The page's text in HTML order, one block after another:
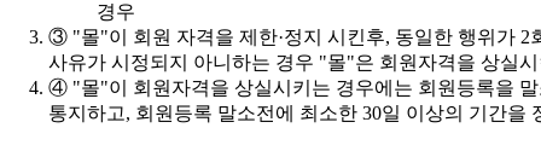
경우
사유가 시정되지 아니하는 경우 "몰"은 회원자격을 상실
통지하고, 회원등록 말소전에 최소한 30일 이상의 기간을